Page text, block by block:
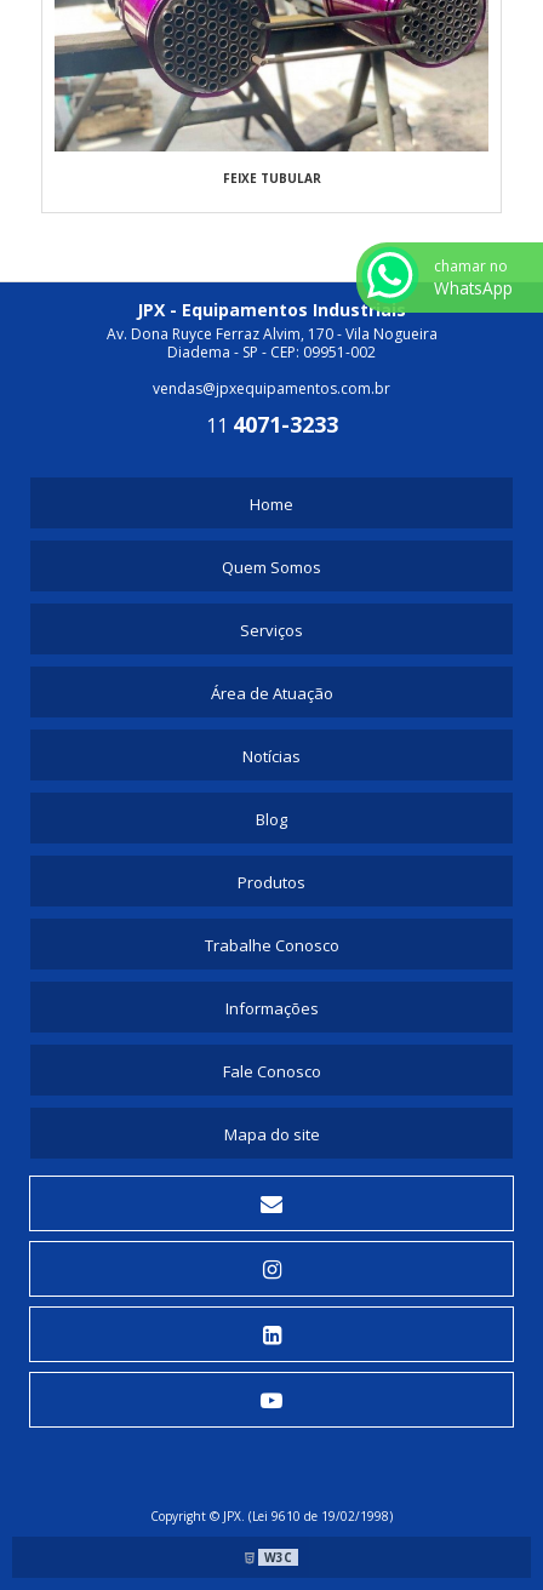
FEIXE TUBULAR
JPX - Equipamentos Industriais
Av. Dona Ruyce Ferraz Alvim, 170 - Vila Nogueira
Diadema - SP - CEP: 09951-002
vendas@jpxequipamentos.com.br
11 4071-3233
Home
Quem Somos
Serviços
Área de Atuação
Notícias
Blog
Produtos
Trabalhe Conosco
Informações
Fale Conosco
Mapa do site
Copyright © JPX. (Lei 9610 de 19/02/1998)
W3C
chamar no
WhatsApp